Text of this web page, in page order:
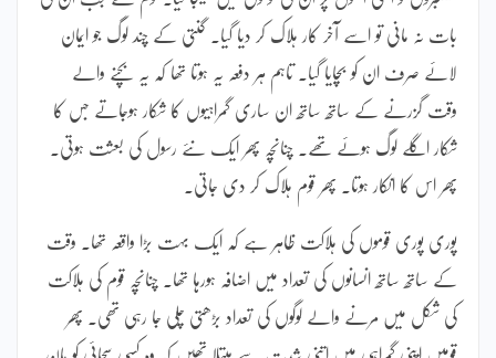
بات نہ مانی تو اسے آخر کار ہلاک کر دیا گیا۔ گنتی کے چند لوگ جو ایمان
لائے صرف ان کو بچایا گیا۔ تاہم ہر دفعہ یہ ہوتا تھا کہ یہ بچنے والے
وقت گزرنے کے ساتھ ساتھ ان ساری گمراہیوں کا شکار ہوجاتے جس کا
شکار اگلے لوگ ہوئے تھے۔ چنانچہ پھر ایک نئے رسول کی بعثت ہوتی۔
پھر اس کا انکار ہوتا۔ پھر قوم ہلاک کر دی جاتی۔
پوری پوری قوموں کی ہلاکت ظاہر ہے کہ ایک بہت بڑا واقعہ تھا۔ وقت
کے ساتھ ساتھ انسانوں کی تعداد میں اضافہ ہورہا تھا۔ چنانچہ قوم کی ہلاکت
کی شکل میں مرنے والے لوگوں کی تعداد بڑھتی چلی جا رہی تھی۔ پھر
قومیں اپنی گمراہی میں اتنی شدت سے مبتلا تھیں کہ وہ کسی سچائی کو مان